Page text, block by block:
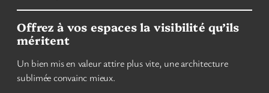
Offrez à vos espaces la visibilité qu’ils
méritent
Un bien mis en valeur attire plus vite, une architecture
sublimée convainc mieux.